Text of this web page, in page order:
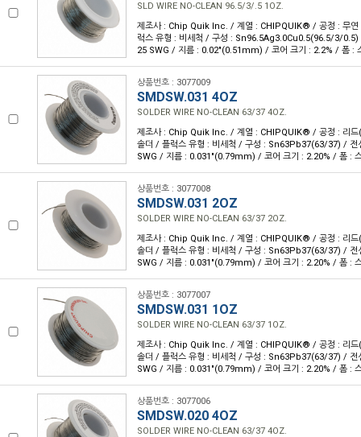
SLD WIRE NO-CLEAN 96.5/3/.5 1OZ.
제조사 : Chip Quik Inc. / 계열 : CHIPQUIK® / 공정 : 무연
럭스 유형 : 비세척 / 구성 : Sn96.5Ag3.0Cu0.5(96.5/3/0.5)
25 SWG / 지름 : 0.02"(0.51mm) / 코어 크기 : 2.2% / 폼 :
상품번호 : 3077009
SMDSW.031 4OZ
SOLDER WIRE NO-CLEAN 63/37 4OZ.
제조사 : Chip Quik Inc. / 계열 : CHIPQUIK® / 공정 : 리드
솔더 / 플럭스 유형 : 비세척 / 구성 : Sn63Pb37(63/37) / 전
SWG / 지름 : 0.031"(0.79mm) / 코어 크기 : 2.20% / 폼 :
상품번호 : 3077008
SMDSW.031 2OZ
SOLDER WIRE NO-CLEAN 63/37 2OZ.
제조사 : Chip Quik Inc. / 계열 : CHIPQUIK® / 공정 : 리드
솔더 / 플럭스 유형 : 비세척 / 구성 : Sn63Pb37(63/37) / 전
SWG / 지름 : 0.031"(0.79mm) / 코어 크기 : 2.20% / 폼 :
상품번호 : 3077007
SMDSW.031 1OZ
SOLDER WIRE NO-CLEAN 63/37 1OZ.
제조사 : Chip Quik Inc. / 계열 : CHIPQUIK® / 공정 : 리드
솔더 / 플럭스 유형 : 비세척 / 구성 : Sn63Pb37(63/37) / 전
SWG / 지름 : 0.031"(0.79mm) / 코어 크기 : 2.20% / 폼 :
상품번호 : 3077006
SMDSW.020 4OZ
SOLDER WIRE NO-CLEAN 63/37 4OZ.